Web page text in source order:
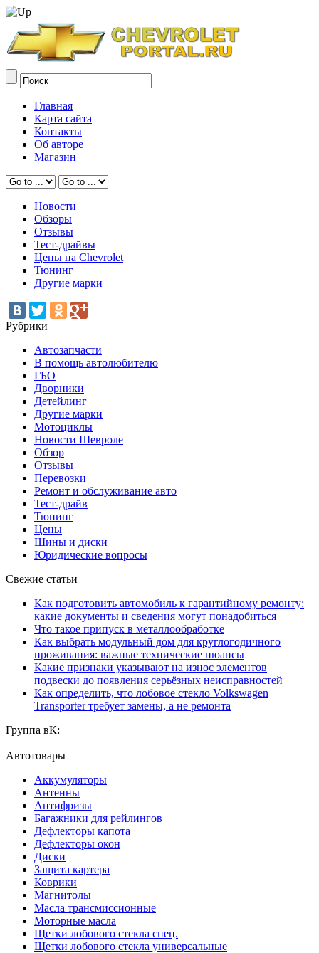
Главная
Карта сайта
Контакты
Об авторе
Магазин
Новости
Обзоры
Отзывы
Тест-драйвы
Цены на Chevrolet
Тюнинг
Другие марки
Рубрики
Автозапчасти
В помощь автолюбителю
ГБО
Дворники
Детейлинг
Другие марки
Мотоциклы
Новости Шевроле
Обзор
Отзывы
Перевозки
Ремонт и обслуживание авто
Тест-драйв
Тюнинг
Цены
Шины и диски
Юридические вопросы
Свежие статьи
Как подготовить автомобиль к гарантийному ремонту:
какие документы и сведения могут понадобиться
Что такое припуск в металлообработке
Как выбрать модульный дом для круглогодичного
проживания: важные технические нюансы
Какие признаки указывают на износ элементов
подвески до появления серьёзных неисправностей
Как определить, что лобовое стекло Volkswagen
Transporter требует замены, а не ремонта
Группа вК:
Автотовары
Аккумуляторы
Антенны
Антифризы
Багажники для рейлингов
Дефлекторы капота
Дефлекторы окон
Диски
Защита картера
Коврики
Магнитолы
Масла трансмиссионные
Моторные масла
Щетки лобового стекла спец.
Щетки лобового стекла универсальные